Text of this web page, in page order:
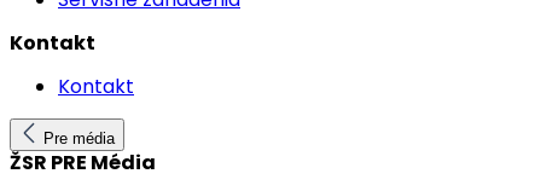
Kontakt
Kontakt
Pre média
ŽSR PRE Média